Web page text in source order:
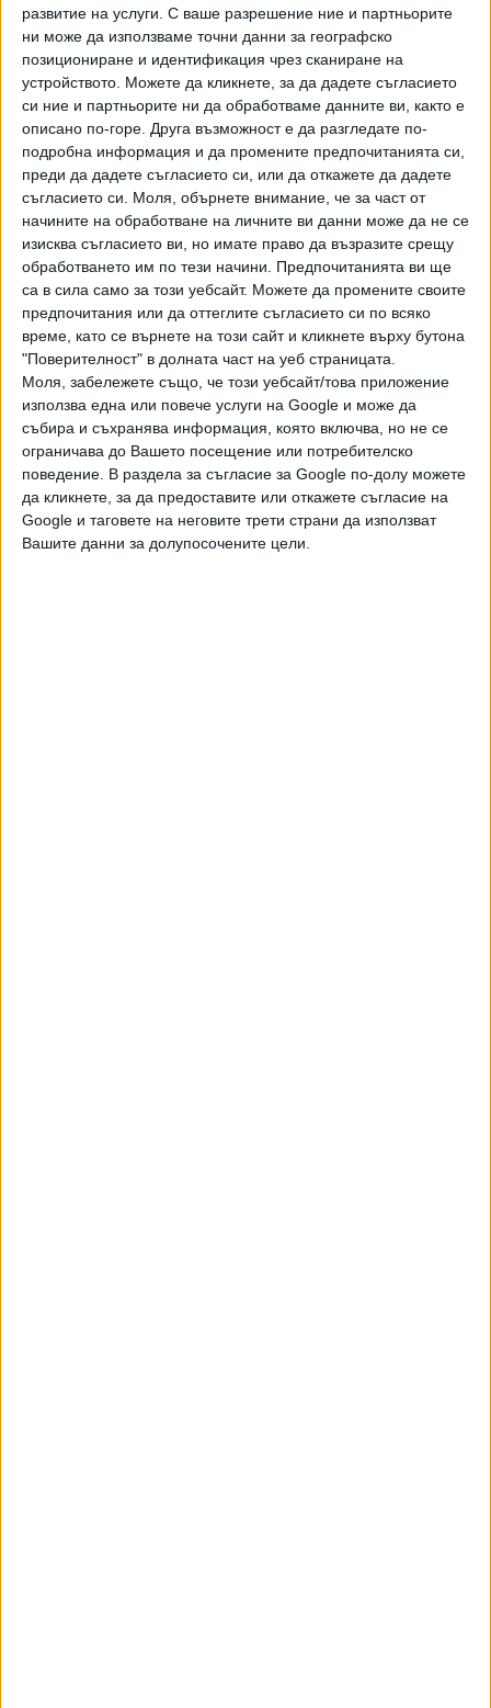
развитие на услуги. С ваше разрешение ние и партньорите
ни може да използваме точни данни за географско
позициониране и идентификация чрез сканиране на
устройството. Можете да кликнете, за да дадете съгласието
си ние и партньорите ни да обработваме данните ви, както е
описано по-горе. Друга възможност е да разгледате по-
подробна информация и да промените предпочитанията си,
преди да дадете съгласието си, или да откажете да дадете
съгласието си.
Моля, обърнете внимание, че за част от
начините на обработване на личните ви данни може да не се
изисква съгласието ви, но имате право да възразите срещу
обработването им по тези начини. Предпочитанията ви ще
са в сила само за този уебсайт. Можете да промените своите
предпочитания или да оттеглите съгласието си по всяко
време, като се върнете на този сайт и кликнете върху бутона
"Поверителност" в долната част на уеб страницата.
Моля, забележете също, че този уебсайт/това приложение
използва една или повече услуги на Google и може да
събира и съхранява информация, която включва, но не се
ограничава до Вашето посещение или потребителско
поведение. В раздела за съгласие за Google по-долу можете
да кликнете, за да предоставите или откажете съгласие на
Google и таговете на неговите трети страни да използват
Вашите данни за долупосочените цели.
Разминаване между намеренията на сегашните
управляващи и бъдещите има при минималната заплата,
която според декларираното при преговорите на
бъдещата коалиция трябва да стане 700 лв., а
служебното правителство предлага 710 лв. С
минималната заплата са свързани минималните
осигурителни прагове. Така в проекта на служебния
кабинет е заложено те да бъдат 710 лв. Същата сума се
отнася за самоосигуряващите се и за земеделските и
тютюнопроизводители. За последните две категории
това би било значително увеличение - сега минималният
праг за тях е 420 лв., но е традиционно тук да се залага
изравняване с останалите, което след това отпада в НС.
Служебният кабинет предлага още увеличение на
максималния осигурителен доход от 3000 на 3400 лв.,
става ясно от проекта. Това е близко до идеите на
"Продължаваме промяната", които искат да го увеличат
с около 450 лв. Тяхното предложение е таванът да
стане 2,3 от средната работна заплата, но среща голям
отпор от бизнеса и част от коалиционните си партньори.